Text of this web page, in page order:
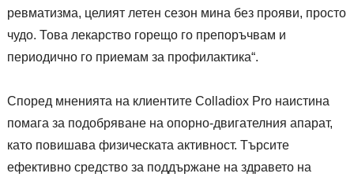
ревматизма, целият летен сезон мина без прояви, просто
чудо. Това лекарство горещо го препоръчвам и
периодично го приемам за профилактика“.
Според мненията на клиентите Colladiox Pro наистина
помага за подобряване на опорно-двигателния апарат,
като повишава физическата активност. Търсите
ефективно средство за поддържане на здравето на